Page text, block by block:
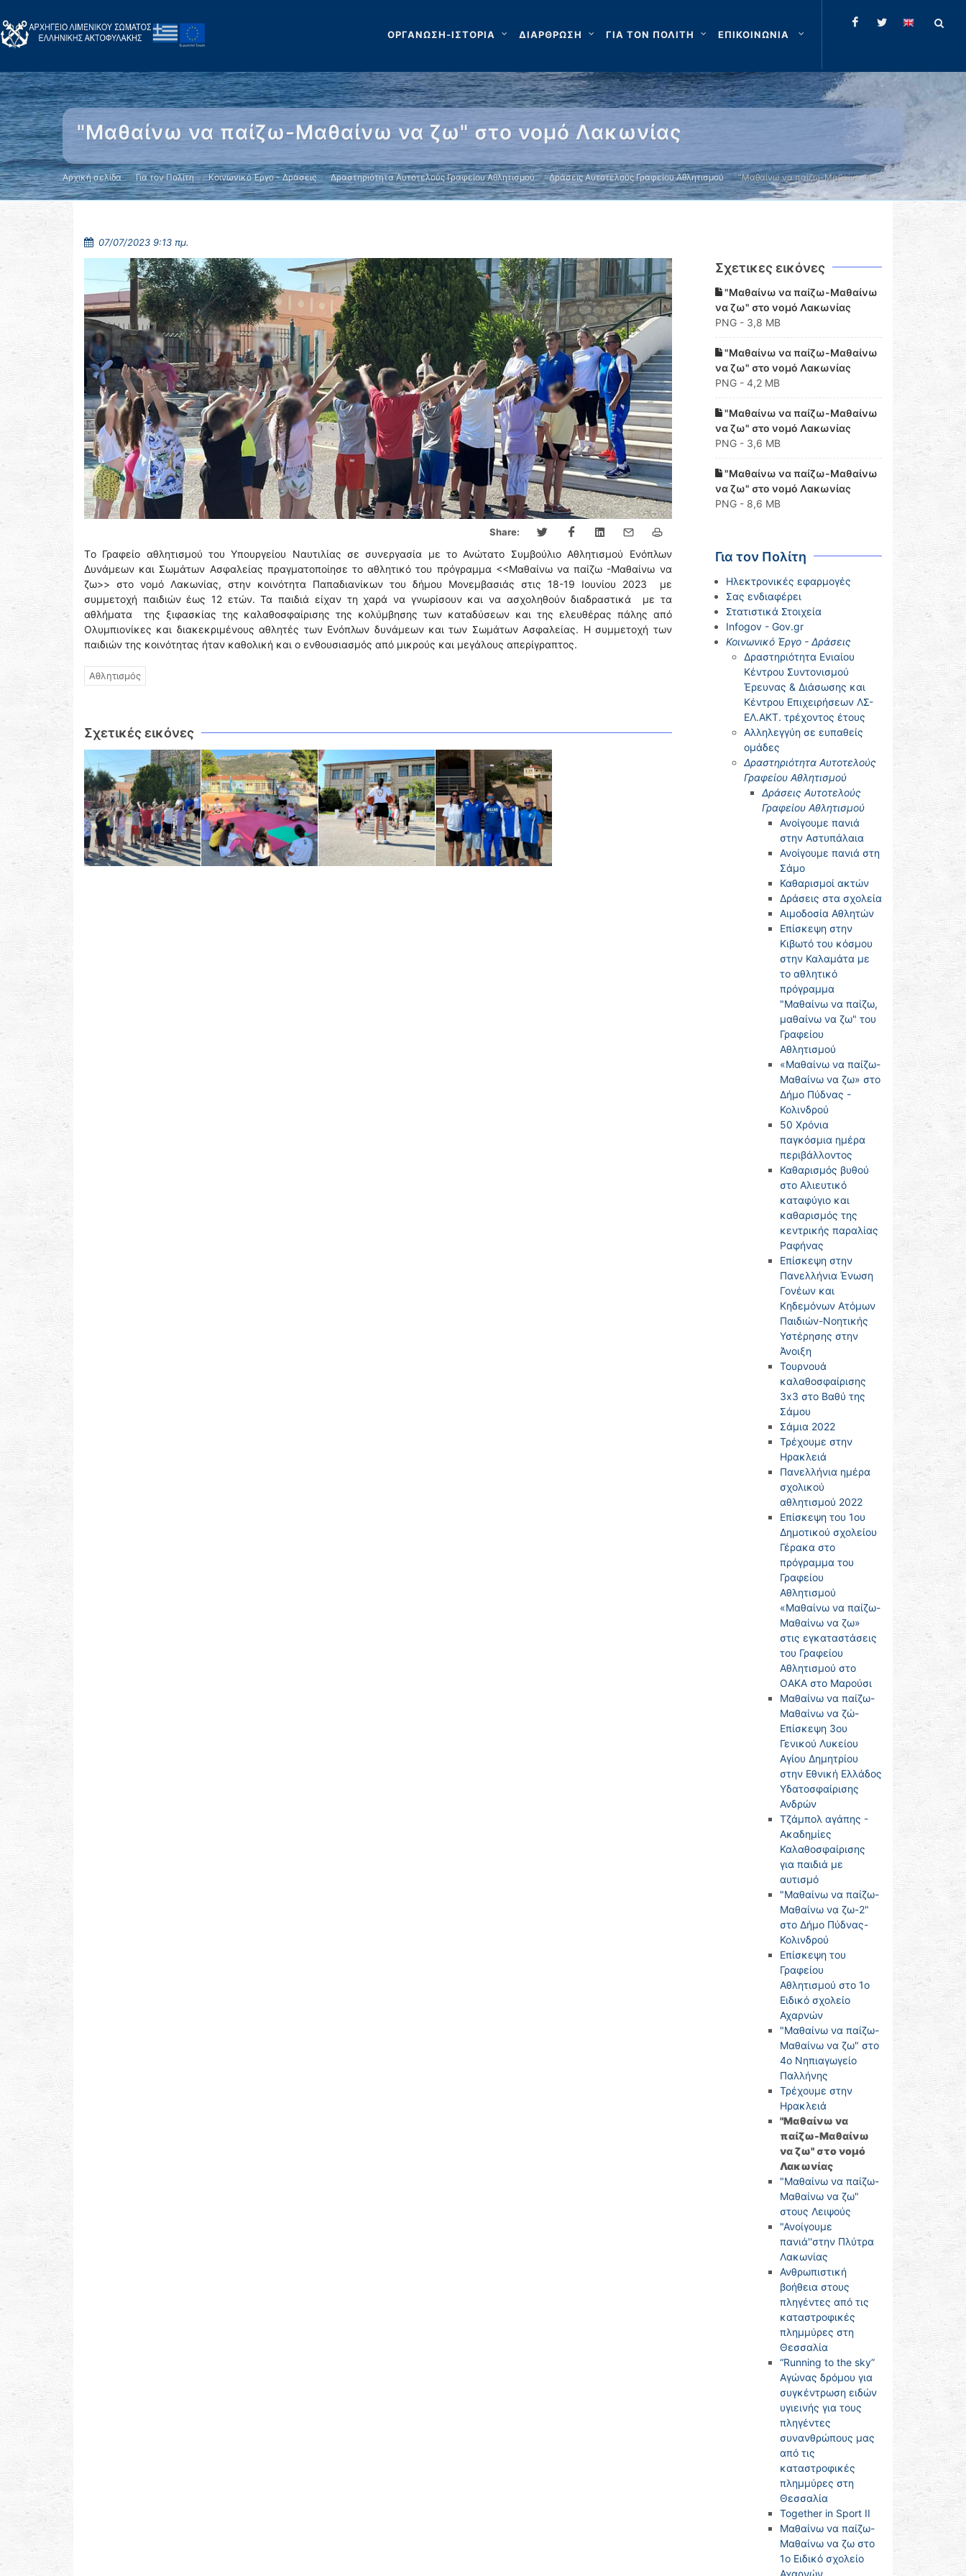
ΟΡΓΑΝΩΣΗ-ΙΣΤΟΡΙΑ ΔΙΑΡΘΡΩΣΗ ΓΙΑ ΤΟΝ ΠΟΛΙΤΗ ΕΠΙΚΟΙΝΩΝΙΑ
"Μαθαίνω να παίζω-Μαθαίνω να ζω" στο νομό Λακωνίας
Αρχική σελίδα Για τον Πολίτη Κοινωνικό Έργο - Δράσεις Δραστηριότητα Αυτοτελούς Γραφείου Αθλητισμού Δράσεις Αυτοτελούς Γραφείου Αθλητισμού "Μαθαίνω να παίζω-Μαθαίνω να …
07/07/2023 9:13 πμ.
Share:
Tο Γραφείο αθλητισμού του Υπουργείου Ναυτιλίας σε συνεργασία με το Ανώτατο Συμβούλιο Αθλητισμού Ενόπλων
Δυνάμεων και Σωμάτων Ασφαλείας πραγματοποίησε το αθλητικό του πρόγραμμα <<Μαθαίνω να παίζω -Μαθαίνω να
ζω>> στο νομό Λακωνίας, στην κοινότητα Παπαδιανίκων του δήμου Μονεμβασιάς στις 18-19 Ιουνίου 2023 με
συμμετοχή παιδιών έως 12 ετών. Τα παιδιά είχαν τη χαρά να γνωρίσουν και να ασχοληθούν διαδραστικά με τα
αθλήματα της ξιφασκίας της καλαθοσφαίρισης της κολύμβησης των καταδύσεων και της ελευθέρας πάλης από
Ολυμπιονίκες και διακεκριμένους αθλητές των Ενόπλων δυνάμεων και των Σωμάτων Ασφαλείας. Η συμμετοχή των
παιδιών της κοινότητας ήταν καθολική και ο ενθουσιασμός από μικρούς και μεγάλους απερίγραπτος.
Αθλητισμός
Σχετικές εικόνες
Σχετικες εικόνες
"Μαθαίνω να παίζω-Μαθαίνω
να ζω" στο νομό Λακωνίας
PNG - 3,8 MB
"Μαθαίνω να παίζω-Μαθαίνω
να ζω" στο νομό Λακωνίας
PNG - 4,2 MB
"Μαθαίνω να παίζω-Μαθαίνω
να ζω" στο νομό Λακωνίας
PNG - 3,6 MB
"Μαθαίνω να παίζω-Μαθαίνω
να ζω" στο νομό Λακωνίας
PNG - 8,6 MB
Για τον Πολίτη
Ηλεκτρονικές εφαρμογές
Σας ενδιαφέρει
Στατιστικά Στοιχεία
Infogov - Gov.gr
Κοινωνικό Έργο - Δράσεις
Δραστηριότητα Ενιαίου
Κέντρου Συντονισμού
Έρευνας & Διάσωσης και
Κέντρου Επιχειρήσεων ΛΣ-
ΕΛ.ΑΚΤ. τρέχοντος έτους
Αλληλεγγύη σε ευπαθείς
ομάδες
Δραστηριότητα Αυτοτελούς
Γραφείου Αθλητισμού
Δράσεις Αυτοτελούς
Γραφείου Αθλητισμού
Ανοίγουμε πανιά
στην Αστυπάλαια
Ανοίγουμε πανιά στη
Σάμο
Καθαρισμοί ακτών
Δράσεις στα σχολεία
Αιμοδοσία Αθλητών
Επίσκεψη στην
Κιβωτό του κόσμου
στην Καλαμάτα με
το αθλητικό
πρόγραμμα
"Μαθαίνω να παίζω,
μαθαίνω να ζω" του
Γραφείου
Αθλητισμού
«Μαθαίνω να παίζω-
Μαθαίνω να ζω» στο
Δήμο Πύδνας -
Κολινδρού
50 Χρόνια
παγκόσμια ημέρα
περιβάλλοντος
Καθαρισμός βυθού
στο Αλιευτικό
καταφύγιο και
καθαρισμός της
κεντρικής παραλίας
Ραφήνας
Επίσκεψη στην
Πανελλήνια Ένωση
Γονέων και
Κηδεμόνων Ατόμων
Παιδιών-Νοητικής
Υστέρησης στην
Άνοιξη
Τουρνουά
καλαθοσφαίρισης
3x3 στο Βαθύ της
Σάμου
Σάμια 2022
Τρέχουμε στην
Ηρακλειά
Πανελλήνια ημέρα
σχολικού
αθλητισμού 2022
Επίσκεψη του 1ου
Δημοτικού σχολείου
Γέρακα στο
πρόγραμμα του
Γραφείου
Αθλητισμού
«Μαθαίνω να παίζω-
Μαθαίνω να ζω»
στις εγκαταστάσεις
του Γραφείου
Αθλητισμού στο
ΟΑΚΑ στο Μαρούσι
Μαθαίνω να παίζω-
Μαθαίνω να ζώ-
Επίσκεψη 3ου
Γενικού Λυκείου
Αγίου Δημητρίου
στην Εθνική Ελλάδος
Υδατοσφαίρισης
Ανδρών
Τζάμπολ αγάπης -
Ακαδημίες
Καλαθοσφαίρισης
για παιδιά με
αυτισμό
"Μαθαίνω να παίζω-
Μαθαίνω να ζω-2"
στο Δήμο Πύδνας-
Κολινδρού
Επίσκεψη του
Γραφείου
Αθλητισμού στο 1ο
Ειδικό σχολείο
Αχαρνών
"Μαθαίνω να παίζω-
Μαθαίνω να ζω" στο
4o Νηπιαγωγείο
Παλλήνης
Τρέχουμε στην
Ηρακλειά
"Μαθαίνω να
παίζω-Μαθαίνω
να ζω" στο νομό
Λακωνίας
"Μαθαίνω να παίζω-
Μαθαίνω να ζω"
στους Λειψούς
"Ανοίγουμε
πανιά''στην Πλύτρα
Λακωνίας
Ανθρωπιστική
βοήθεια στους
πληγέντες από τις
καταστροφικές
πλημμύρες στη
Θεσσαλία
“Running to the sky”
Αγώνας δρόμου για
συγκέντρωση ειδών
υγιεινής για τους
πληγέντες
συνανθρώπους μας
από τις
καταστροφικές
πλημμύρες στη
Θεσσαλία
Together in Sport II
Μαθαίνω να παίζω-
Μαθαίνω να ζω στο
1ο Ειδικό σχολείο
Αχαρνών